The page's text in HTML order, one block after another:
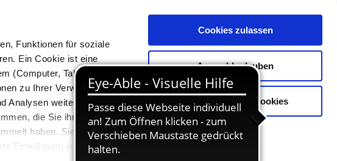
Funktionen für soziale
Ein Cookie ist eine
(Computer, Tablet oder
zu Ihrer Verwendung
Analysen weiter. Unsere
die Sie ihnen
haben. Sie können
Einwilligung jederzeit
Cookies zulassen
Auswahl erlauben
Nur notwendige Cookies